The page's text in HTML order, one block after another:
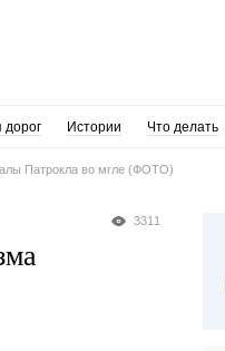
дорог Истории Что делать
Патрокла во мгле (ФОТО)
3311